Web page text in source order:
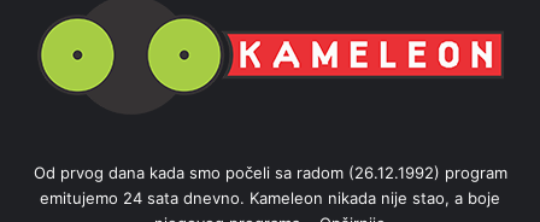
Od prvog dana kada smo počeli sa radom (26.12.1992) program
emitujemo 24 sata dnevno. Kameleon nikada nije stao, a boje